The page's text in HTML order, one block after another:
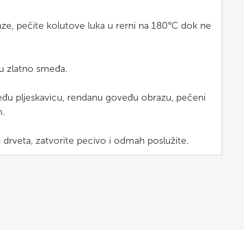
pečite kolutove luka u rerni na 180°C dok ne
zlatno smeđa.
pljeskavicu, rendanu goveđu obrazu, pečeni
zatvorite pecivo i odmah poslužite.